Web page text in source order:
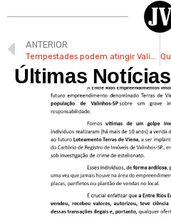
ANTERIOR
Tempestades podem atingir Valinhos a partir desta noite até esta 4ª feira
Últimas Notícias